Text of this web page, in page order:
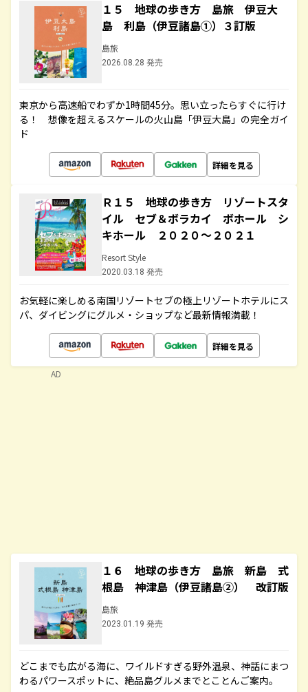
１５ 地球の歩き方 島旅 伊豆大
島 利島（伊豆諸島①）３訂版
島旅
2026.08.28 発売
東京から高速船でわずか1時間45分。思い立ったらすぐに行け
る！ 想像を超えるスケールの火山島「伊豆大島」の完全ガイ
ド
詳細を見る
Ｒ１５ 地球の歩き方 リゾートスタ
イル セブ＆ボラカイ ボホール シ
キホール ２０２０～２０２１
Resort Style
2020.03.18 発売
お気軽に楽しめる南国リゾートセブの極上リゾートホテルにス
パ、ダイビングにグルメ・ショップなど最新情報満載！
詳細を見る
１６ 地球の歩き方 島旅 新島 式
根島 神津島（伊豆諸島②） 改訂版
島旅
2023.01.19 発売
どこまでも広がる海に、ワイルドすぎる野外温泉、神話にまつ
わるパワースポットに、絶品島グルメまでとことんご案内。
AD